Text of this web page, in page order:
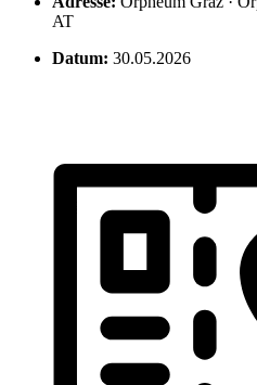
AT
Datum: 30.05.2026